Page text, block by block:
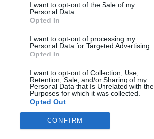
I want to opt-out of the Sale of my
Personal Data.
Opted In
I want to opt-out of processing my
Personal Data for Targeted Advertising.
Opted In
I want to opt-out of Collection, Use,
Retention, Sale, and/or Sharing of my
Personal Data that Is Unrelated with the
Purposes for which it was collected.
Opted Out
CONFIRM
Sütibeállítások
Médiatér
Liget
Krónika
Bihari Napló
Erdélyi Napló
Főtér